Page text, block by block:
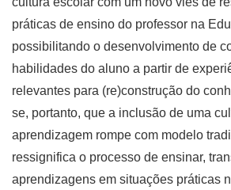
práticas de ensino do professor na
possibilitando o desenvolvimento de
habilidades do aluno a partir de
relevantes para (re)construção do
se, portanto, que a inclusão de uma
aprendizagem rompe com modelo
ressignifica o processo de ensinar,
aprendizagens em situações práticas